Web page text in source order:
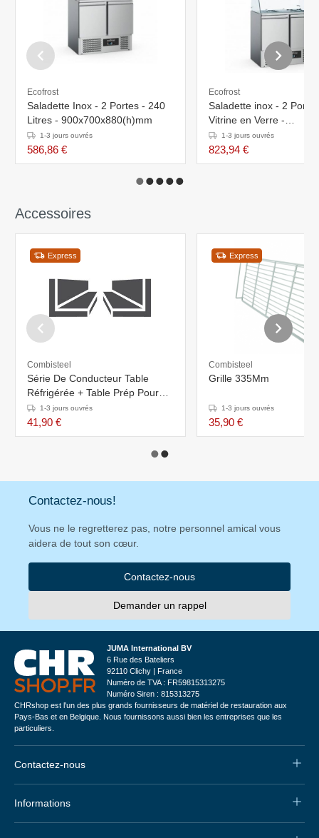
Ecofrost
Saladette Inox - 2 Portes - 240
Litres - 900x700x880(h)mm
1-3 jours ouvrés
586,86 €
Ecofrost
Saladette inox - 2
Vitrine en Verre -
900x700x850(h)mm
1-3 jours ouvrés
823,94 €
Accessoires
Express
Combisteel
Série De Conducteur Table
Réfrigérée + Table Prép Pour
Pizza1-3 jours ouvrés
41,90 €
Express
Combisteel
Grille 335Mm
1-3 jours ouvrés
35,90 €
Contactez-nous!
Vous ne le regretterez pas, notre personnel amical vous
aidera de tout son cœur.
Contactez-nous
Demander un rappel
JUMA International BV
6 Rue des Bateliers
92110 Clichy | France
Numéro de TVA : FR59815313275
Numéro Siren : 815313275
CHRshop est l'un des plus grands fournisseurs de matériel de restauration aux
Pays-Bas et en Belgique. Nous fournissons aussi bien les entreprises que les
particuliers.
Contactez-nous
Informations